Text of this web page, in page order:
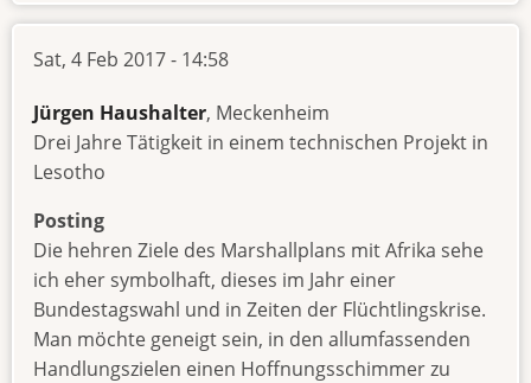
Sat, 4 Feb 2017 - 14:58
Jürgen Haushalter, Meckenheim
Drei Jahre Tätigkeit in einem technischen Projekt in
Lesotho
Posting
Die hehren Ziele des Marshallplans mit Afrika sehe
ich eher symbolhaft, dieses im Jahr einer
Bundestagswahl und in Zeiten der Flüchtlingskrise.
Man möchte geneigt sein, in den allumfassenden
Handlungszielen einen Hoffnungsschimmer zu